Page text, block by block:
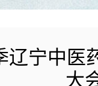
辽宁中
大